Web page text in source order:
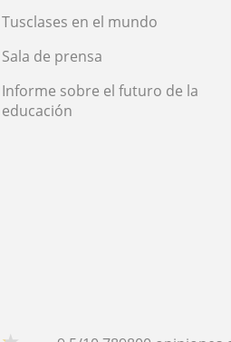
Tusclases en el mundo
Sala de prensa
Informe sobre el futuro de la
educación